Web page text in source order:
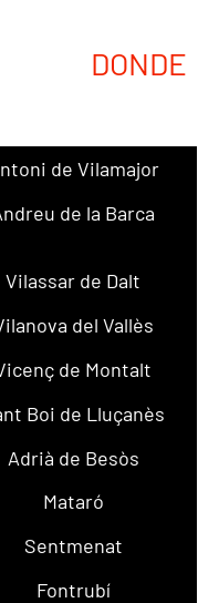
DONDE
de Vilamajor
de la Barca
Vilassar de Dalt
del Vallès
de Montalt
Boi de Lluçanès
Adrià de Besòs
Mataró
Sentmenat
Fontrubí